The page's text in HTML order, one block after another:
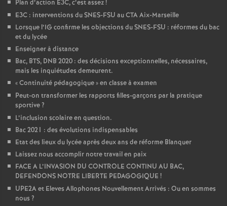
Plan d’action E3C, c’est assez !
E3C : interventions du SNES-FSU au CTA Aix-Marseille
Lorsque l’IG confirme les objections du SNES-FSU : réformes du bac
et du lycée
Enseigner à distance
Bac, BTS, DNB 2020 : des décisions exceptionnelles, nécessaires,
mais les inquiétudes demeurent.
«Continuité pédagogique» en classe à examen
Peut-on transformer les rapports filles-garçons par la pratique
sportive?
L’inclusion scolaire en question.
Bac 2021 : des évolutions indispensables
Etat des lieux du lycée après deux ans de réforme Blanquer
Laissez nous accomplir notre travail en paix
FACE A L’INVASION DU CONTROLE CONTINU AU BAC,
DEFENDONS NOTRE LIBERTE PEDAGOGIQUE !
UPE2A et Eleves Allophones Nouvellement Arrivés : Ou en sommes
nous ?